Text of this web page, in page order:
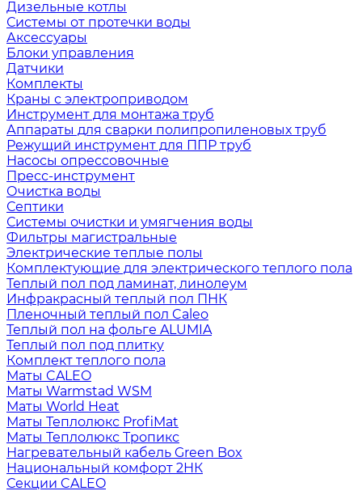
Дизельные котлы
Системы от протечки воды
Аксессуары
Блоки управления
Датчики
Комплекты
Краны с электроприводом
Инструмент для монтажа труб
Аппараты для сварки полипропиленовых труб
Режущий инструмент для ППР труб
Насосы опрессовочные
Пресс-инструмент
Очистка воды
Септики
Системы очистки и умягчения воды
Фильтры магистральные
Электрические теплые полы
Комплектующие для электрического теплого пола
Теплый пол под ламинат, линолеум
Инфракрасный теплый пол ПНК
Пленочный теплый пол Caleo
Теплый пол на фольге ALUMIA
Теплый пол под плитку
Комплект теплого пола
Маты CALEO
Маты Warmstad WSM
Маты World Heat
Маты Теплолюкс ProfiMat
Маты Теплолюкс Тропикс
Нагревательный кабель Green Box
Национальный комфорт 2НК
Секции CALEO